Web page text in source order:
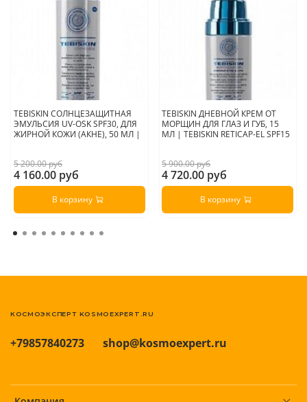
TEBISKIN СОЛНЦЕЗАЩИТНАЯ
ЭМУЛЬСИЯ UV-OSK SPF30, ДЛЯ
ЖИРНОЙ КОЖИ (АКНЕ), 50 МЛ |
5 200.00 руб
4 160.00 руб
В корзину
TEBISKIN ДНЕВНОЙ КРЕМ ОТ
МОРЩИН ДЛЯ ГЛАЗ И ГУБ, 15
МЛ | TEBISKIN RETICAP-EL SPF15
5 900.00 руб
4 720.00 руб
В корзину
+79857840273 shop@kosmoexpert.ru
КОСМОЭКСПЕРТ KOSMOEXPERT.RU